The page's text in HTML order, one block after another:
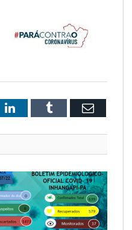
LinkedInTumblr Email